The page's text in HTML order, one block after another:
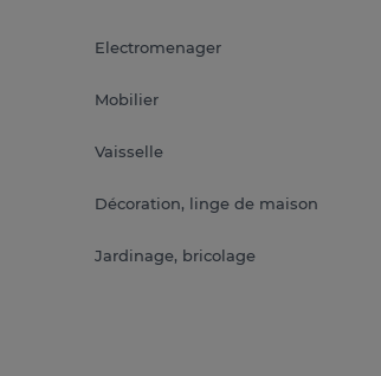
Electromenager
Mobilier
Vaisselle
Décoration, linge de maison
Jardinage, bricolage